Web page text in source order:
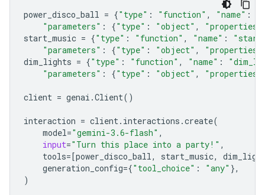
power_disco_ball = {"type" : "function" , "name" :
"parameters" : {"type" : "object" , "properties"
start_music = {"type" : "function" , "name" :
"parameters" : {"type" : "object" , "properties"
dim_lights = {"type" : "function" , "name" :
"parameters" : {"type" : "object" , "properties"
client = genai .Client()
interaction = client. interactions .create(
model="gemini-3.6-flash" ,
input="Turn this place into a party!" ,
tools= [power_disco_ball, start_music,
generation_config={"tool_choice" : "any" },
)